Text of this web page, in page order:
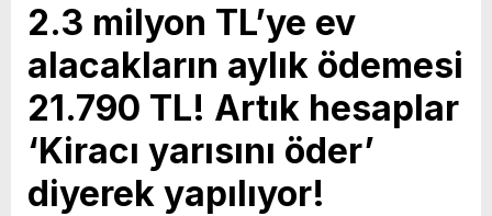
2.3 milyon TL’ye ev
alacakların aylık ödemesi
21.790 TL! Artık hesaplar
‘Kiracı yarısını öder’
diyerek yapılıyor!